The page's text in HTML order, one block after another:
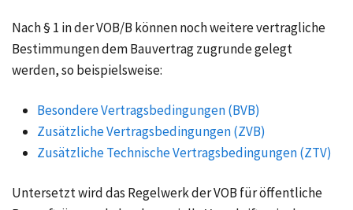
Nach § 1 in der VOB/B können noch weitere vertragliche
Bestimmungen dem Bauvertrag zugrunde gelegt
werden, so beispielsweise:
Besondere Vertragsbedingungen (BVB)
Zusätzliche Vertragsbedingungen (ZVB)
Zusätzliche Technische Vertragsbedingungen (ZTV)
Untersetzt wird das Regelwerk der VOB für öffentliche